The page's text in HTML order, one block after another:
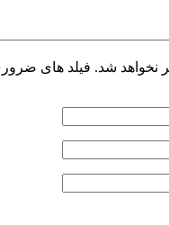
نخواهد شد. فیلد های